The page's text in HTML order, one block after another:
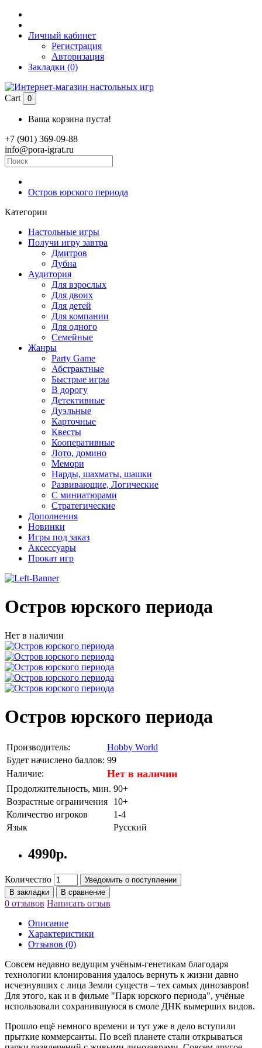
Личный кабинет
Регистрация
Авторизация
Закладки (0)
Cart 0
Ваша корзина пуста!
+7 (901) 369-09-88
info@pora-igrat.ru
Остров юрского периода
Категории
Настольные игры
Получи игру завтра
Дмитров
Дубна
Аудитория
Для взрослых
Для двоих
Для детей
Для компании
Для одного
Семейные
Жанры
Party Game
Абстрактные
Быстрые игры
В дорогу
Детективные
Дуэльные
Карточные
Квесты
Кооперативные
Лото, домино
Мемори
Нарды, шахматы, шашки
Развивающие, Логические
С миниатюрами
Стратегические
Дополнения
Новинки
Игры под заказ
Аксессуары
Прокат игр
Остров юрского периода
Нет в наличии
Остров юрского периода
Производитель:
Hobby World
Будет начислено баллов: 99
Наличие:
Нет в наличии
Продолжительность, мин. 90+
Возрастные ограничения
10+
Количество игроков
1-4
Язык
Русский
4990р.
Количество
Уведомить о поступлении
В закладки
В сравнение
0 отзывов Написать отзыв
Описание
Характеристики
Отзывов (0)
Совсем недавно ведущим учёным-генетикам благодаря
технологии клонирования удалось вернуть к жизни давно
исчезнувших с лица Земли существ – тех самых динозавров!
Для этого, как и в фильме "Парк юрского периода", учёные
использовали сохранившуюся в смоле ДНК вымерших видов.
Прошло ещё немного времени и тут уже в дело вступили
прыткие коммерсанты. По всей планете стали открываться